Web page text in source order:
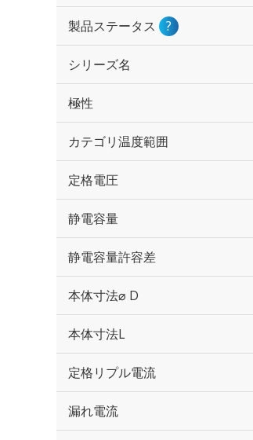
製品ステータス ?
シリーズ名
極性
カテゴリ温度範囲
定格電圧
静電容量
静電容量許容差
本体寸法⌀ D
本体寸法L
定格リプル電流
漏れ電流